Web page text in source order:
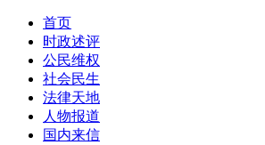
首页
时政述评
公民维权
社会民生
法律天地
人物报道
国内来信